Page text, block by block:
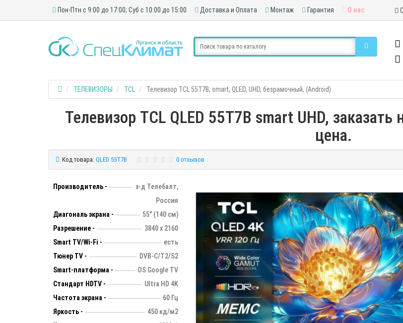
Пон-Птн с 9:00 до 17:00; Суб с 10:00 до 15:00 Доставка и Оплата Монтаж Гарантия О нас
ТЕЛЕВИЗОРЫ TCL Телевизор TCL 55T7B, smart, QLED, UHD, безрамочный, (Android)
Телевизор TCL QLED 55T7B smart UHD,
цена.
Код товара: QLED 55T7B 0 отзывов
Производитель -
з-д Телебалт,
Россия
Диагональ экрана -
55" (140 см)
Разрешение -
3840 х 2160
Smart TV/Wi-Fi -
есть
Тюнер TV -
DVB-C/T2/S2
Smart-платформа -
OS Google TV
Стандарт HDTV -
Ultra HD 4K
Частота экрана -
60 Гц
Яркость -
450 кд/м2